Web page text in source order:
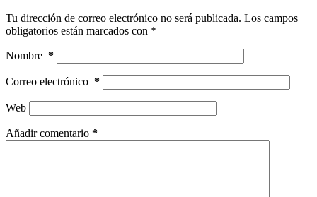
Tu dirección de correo electrónico no será publicada. Los campos
obligatorios están marcados con *
Nombre *
Correo electrónico *
Web
Añadir comentario *